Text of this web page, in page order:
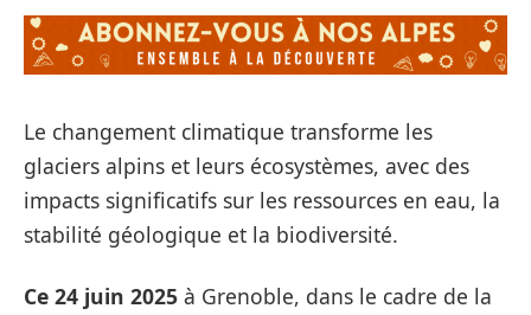
Le changement climatique transforme les
glaciers alpins et leurs écosystèmes, avec des
impacts significatifs sur les ressources en eau, la
stabilité géologique et la biodiversité.
Ce 24 juin 2025 à Grenoble, dans le cadre de la